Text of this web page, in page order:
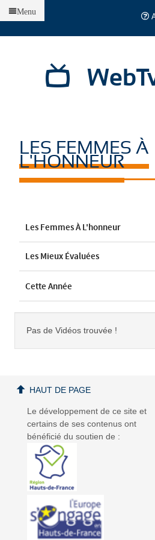
Menu
LES FEMMES À
L'HONNEUR
Les Femmes À L'honneur
Les Mieux Évaluées
Cette Année
Pas de Vidéos trouvée !
Le développement de ce site et
certains de ses contenus ont
bénéficié du soutien de :
HAUT DE PAGE